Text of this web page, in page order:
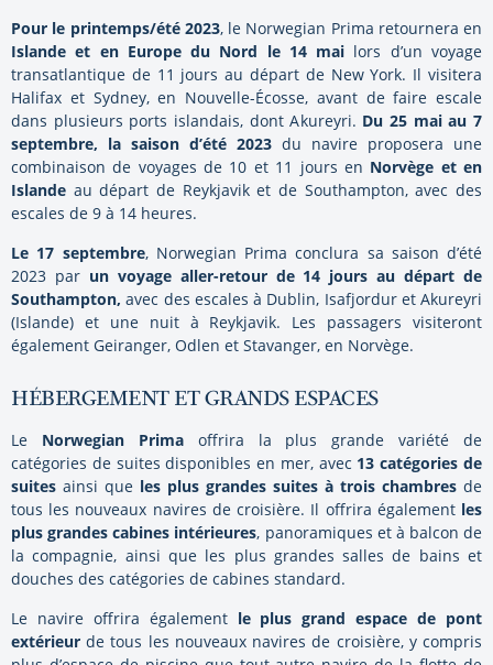
Pour le printemps/été 2023, le Norwegian Prima retournera en
Islande et en Europe du Nord le 14 mai lors d’un voyage
transatlantique de 11 jours au départ de New York. Il visitera
Halifax et Sydney, en Nouvelle-Écosse, avant de faire escale
dans plusieurs ports islandais, dont Akureyri. Du 25 mai au 7
septembre, la saison d’été 2023 du navire proposera une
combinaison de voyages de 10 et 11 jours en Norvège et en
Islande au départ de Reykjavik et de Southampton, avec des
escales de 9 à 14 heures.
Le 17 septembre, Norwegian Prima conclura sa saison d’été
2023 par un voyage aller-retour de 14 jours au départ de
Southampton,avec des escales à Dublin, Isafjordur et Akureyri
(Islande) et une nuit à Reykjavik. Les passagers visiteront
également Geiranger, Odlen et Stavanger, en Norvège.
HÉBERGEMENT ET GRANDS ESPACES
Le Norwegian Primaoffrira la plus grande variété de
catégories de suites disponibles en mer, avec 13 catégories de
suites ainsi que les plus grandes suites à trois chambres de
tous les nouveaux navires de croisière. Il offrira également les
plus grandes cabines intérieures, panoramiques et à balcon de
la compagnie, ainsi que les plus grandes salles de bains et
douches des catégories de cabines standard.
Le navire offrira également le plus grand espace de pont
extérieur de tous les nouveaux navires de croisière, y compris